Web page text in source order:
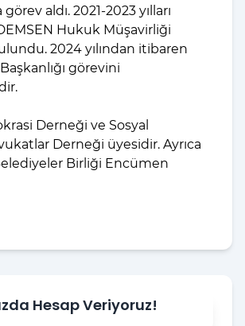
aldı. 2021-2023 yılları
Hukuk Müşavirliği
2024 yılından itibaren
görevini
Derneği ve Sosyal
Derneği üyesidir. Ayrıca
Birliği Encümen
Hesap Veriyoruz!